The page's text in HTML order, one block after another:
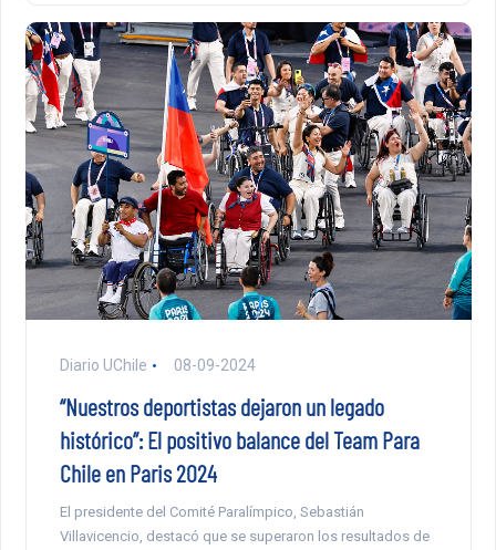
Diario UChile 08-09-2024
“Nuestros deportistas dejaron un legado
histórico”: El positivo balance del Team Para
Chile en Paris 2024
El presidente del Comité Paralímpico, Sebastián
Villavicencio, destacó que se superaron los resultados de